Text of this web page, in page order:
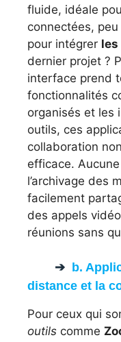
fluide, idéale
connectées,
pour intégrer les
dernier projet ?
interface prend
fonctionnalités
organisés et les
outils, ces
collaboration
efficace.
l’archivage des
facilement
des appels
réunions sans
b.
distance et la
Pour ceux qui
outils comme